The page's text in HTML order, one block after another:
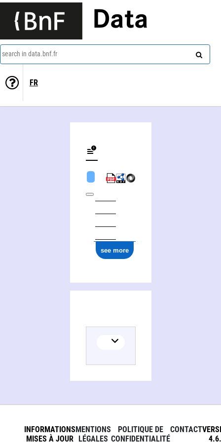
Data
search in data.bnf.fr
FR
see more
INFORMATIONS
MISES À JOUR
MENTIONS
LÉGALES
POLITIQUE DE
CONFIDENTIALITÉ
CONTACT